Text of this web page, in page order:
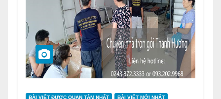
BÀI VIẾT ĐƯỢC QUAN TÂM NHẤT BÀI VIẾT MỚI NHẤT